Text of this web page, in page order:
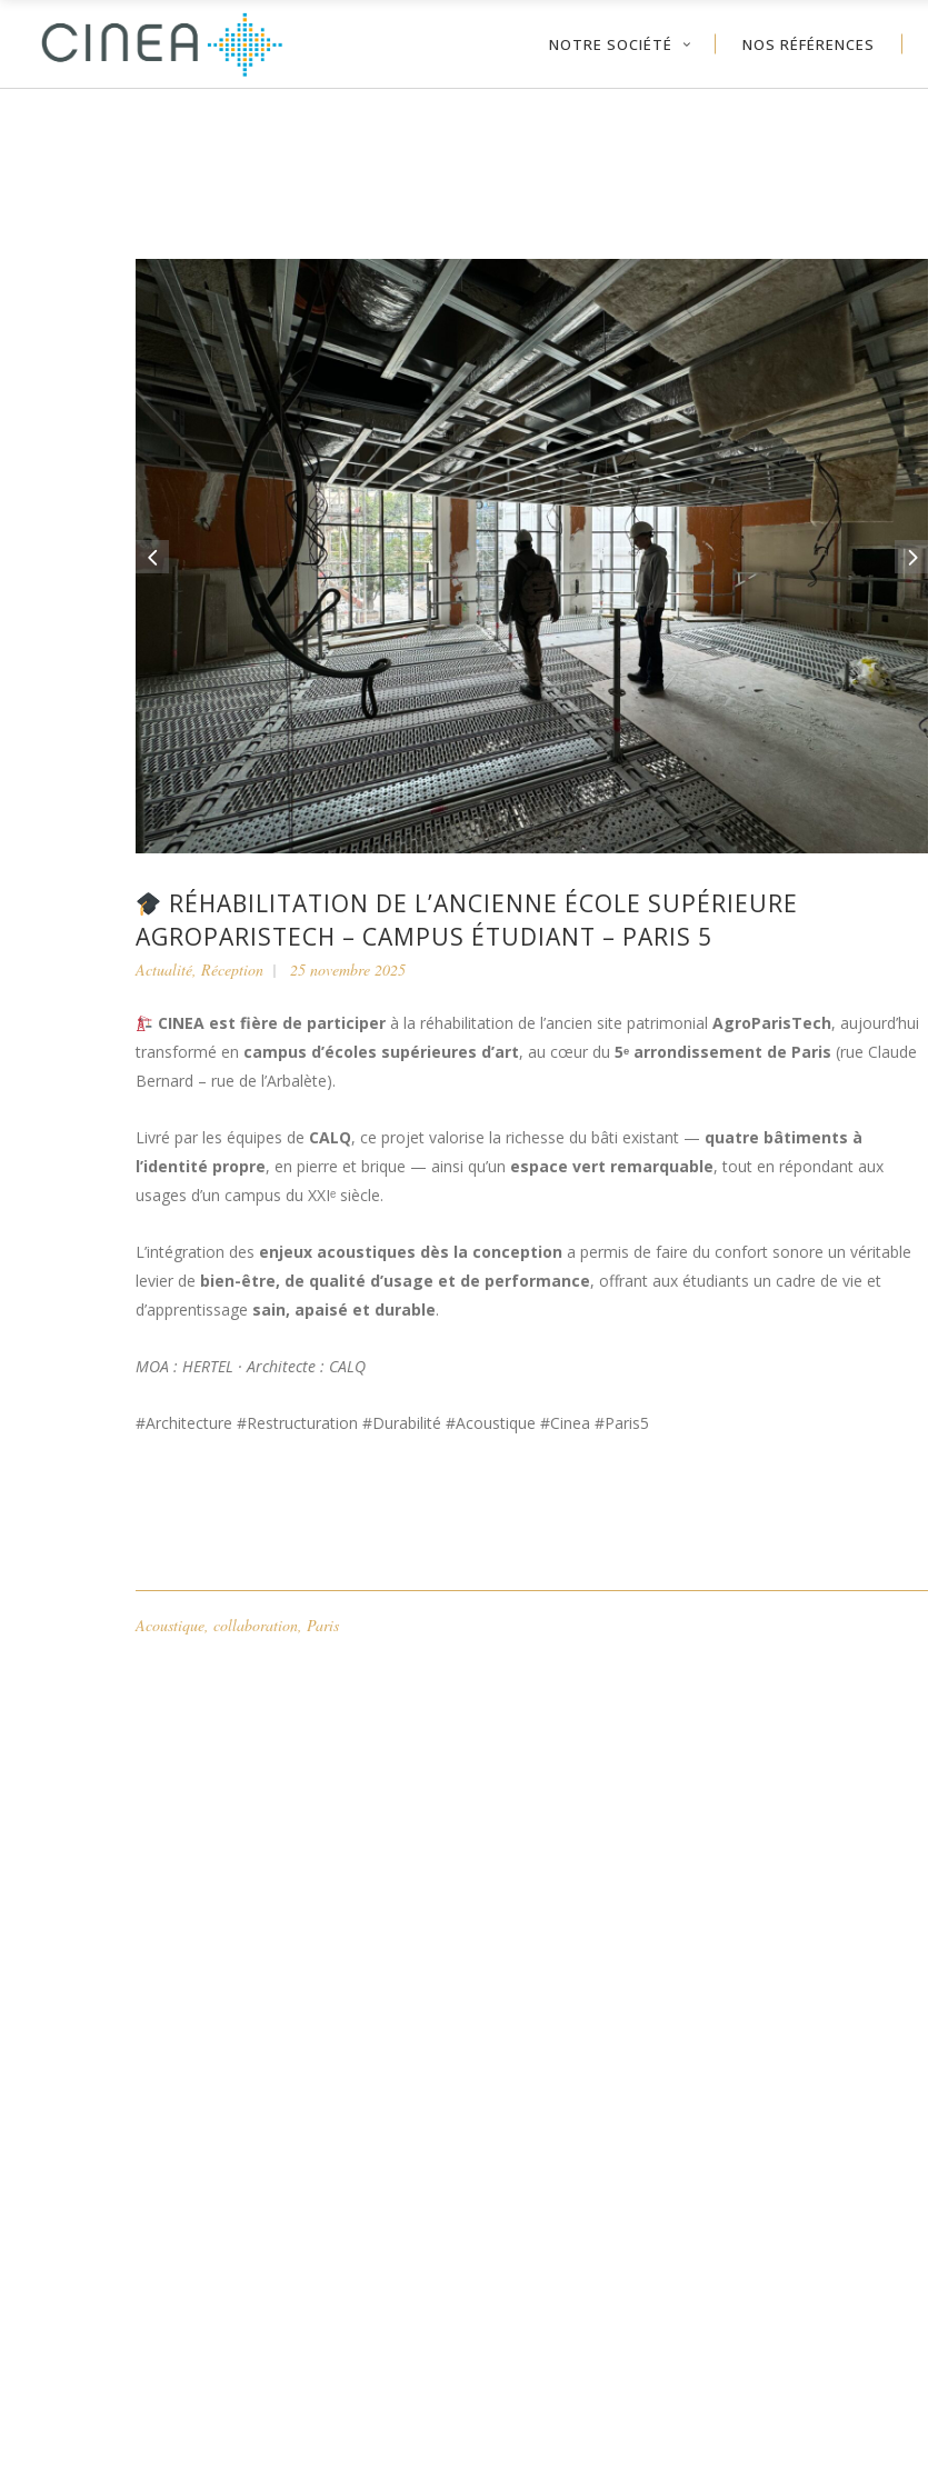
NOTRE SOCIÉTÉ NOS RÉFÉRENCES
RÉHABILITATION DE L’ANCIENNE ÉCOLE SUPÉRIEURE
AGROPARISTECH – CAMPUS ÉTUDIANT – PARIS 5
Actualité, Réception 25 novembre 2025
CINEA est fière de participerà la réhabilitation de l’ancien site patrimonial AgroParisTech, aujourd’hui
transformé en campus d’écoles supérieures d’art, au cœur du 5ᵉ arrondissement de Paris (rue Claude
Bernard – rue de l’Arbalète).
Livré par les équipes de CALQ, ce projet valorise la richesse du bâti existant — quatre bâtiments à
l’identité propre, en pierre et brique — ainsi qu’un espace vert remarquable, tout en répondant aux
usages d’un campus du XXIᵉ siècle.
L’intégration des enjeux acoustiques dès la conception a permis de faire du confort sonore un véritable
levier de bien-être, de qualité d’usage et de performance, offrant aux étudiants un cadre de vie et
d’apprentissage sain, apaisé et durable.
MOA : HERTEL · Architecte : CALQ
#Architecture #Restructuration #Durabilité #Acoustique #Cinea #Paris5
Acoustique, collaboration, Paris